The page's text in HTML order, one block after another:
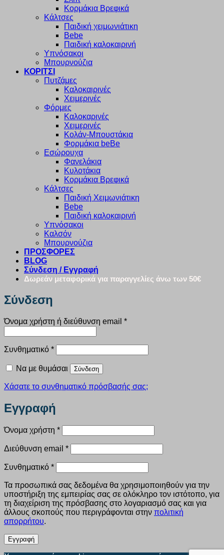
Κορμάκια Βρεφικά
Κάλτσες
Παιδική χειμωνιάτικη
Bebe
Παιδική καλοκαιρινή
Υπνόσακοι
Μπουρνούζια
ΚΟΡΙΤΣΙ
Πυτζάμες
Καλοκαιρινές
Χειμερινές
Φόρμες
Καλοκαρινές
Χειμερινές
Κολάν-Μπουστάκια
Φορμάκια beBe
Εσώρουχα
Φανελάκια
Κυλοτάκια
Κορμάκια Βρεφικά
Κάλτσες
Παιδική Χειμωνιάτικη
Bebe
Παιδική καλοκαιρινή
Υπνόσακοι
Καλσόν
Μπουρνούζια
ΠΡΟΣΦΟΡΕΣ
BLOG
Σύνδεση / Εγγραφή
Δωρεάν μεταφορικά για παραγγελίες άνω των 50€
Σύνδεση
Όνομα χρήστη ή διεύθυνση email *Απαιτείται
Συνθηματικό *Απαιτείται
Να με θυμάσαι Σύνδεση
Χάσατε το συνθηματικό πρόσβασής σας;
Εγγραφή
Όνομα χρήστη *Απαιτείται
Διεύθυνση email *Απαιτείται
Συνθηματικό *Απαιτείται
Τα προσωπικά σας δεδομένα θα χρησιμοποιηθούν για την
υποστήριξη της εμπειρίας σας σε ολόκληρο τον ιστότοπο, για
τη διαχείριση της πρόσβασης στο λογαριασμό σας και για
άλλους σκοπούς που περιγράφονται στην πολιτική
απορρήτου.
Εγγραφή